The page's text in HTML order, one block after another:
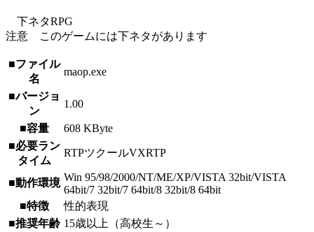
下ネタRPG
注意 このゲームには下ネタがあります
■ファイル
名
maop.exe
■バージョ
ン
1.00
■容量
608 KByte
■必要ラン
タイム
RTPツクールVXRTP
■動作環境 Win 95/98/2000/NT/ME/XP/VISTA 32bit/VISTA
64bit/7 32bit/7 64bit/8 32bit/8 64bit
■特徴
性的表現
■推奨年齢 15歳以上（高校生～）